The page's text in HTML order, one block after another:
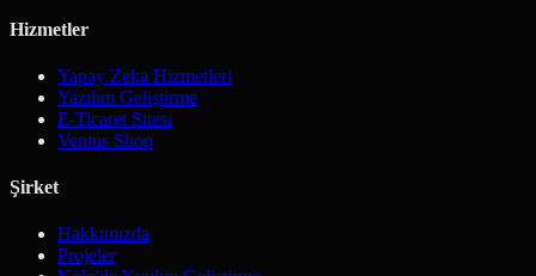
Hizmetler
Yapay Zeka Hizmetleri
Yazılım Geliştirme
E-Ticaret Sitesi
Ventus Shop
Şirket
Hakkımızda
Projeler